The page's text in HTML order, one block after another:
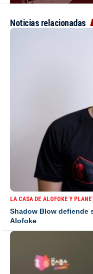
Noticias relacionadas
LA CASA DE ALOFOKE Y
Shadow Blow defiende
Alofoke